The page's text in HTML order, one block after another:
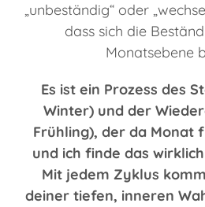
„unbeständig“ oder
dass sich die
Monatsebene
Es ist ein Prozess des
Winter) und der
Frühling), der da Monat
und ich finde das
Mit jedem Zyklus
deiner tiefen, inneren